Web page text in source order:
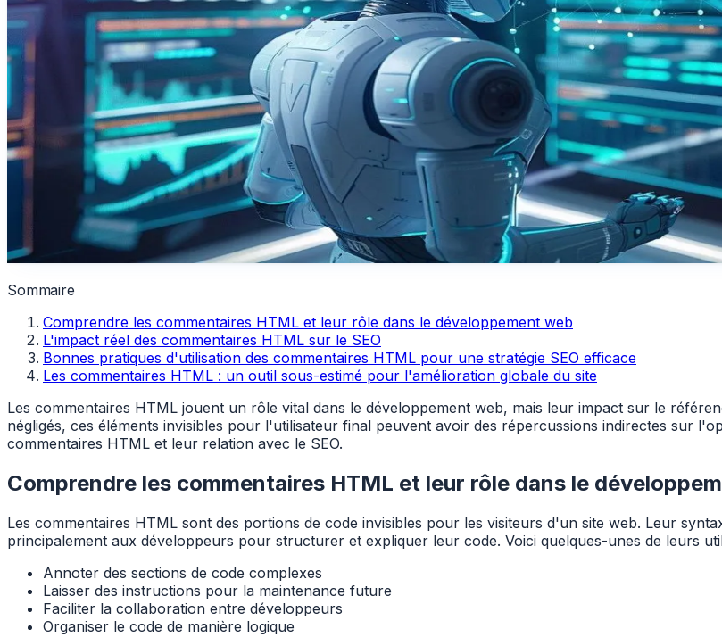
Sommaire
Comprendre les commentaires HTML et leur rôle dans le développement web
L'impact réel des commentaires HTML sur le SEO
Bonnes pratiques d'utilisation des commentaires HTML pour une stratégie SEO efficace
Les commentaires HTML : un outil sous-estimé pour l'amélioration globale du site
Les commentaires HTML jouent un rôle vital dans le développement web, mais leur impact sur le
négligés, ces éléments invisibles pour l'utilisateur final peuvent avoir des répercussions indirectes sur
commentaires HTML et leur relation avec le SEO.
Comprendre les commentaires HTML et leur rôle dans le
Les commentaires HTML sont des portions de code invisibles pour les visiteurs d'un site web. Leur
principalement aux développeurs pour structurer et expliquer leur code. Voici quelques-unes de leurs
Annoter des sections de code complexes
Laisser des instructions pour la maintenance future
Faciliter la collaboration entre développeurs
Organiser le code de manière logique